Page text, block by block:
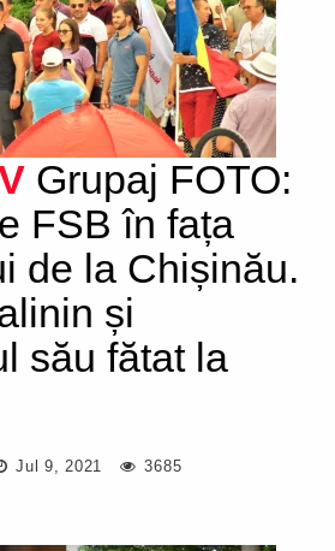
Grupaj FOTO:
FSB în fața
de la Chișinău.
și
său fătat la
Jul 9, 2021 3685